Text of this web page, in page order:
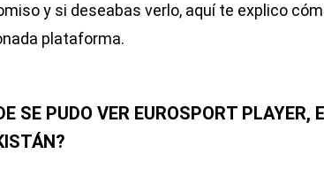
y si deseabas verlo, aquí te explico
plataforma.
SE PUDO VER EUROSPORT PLAYER,